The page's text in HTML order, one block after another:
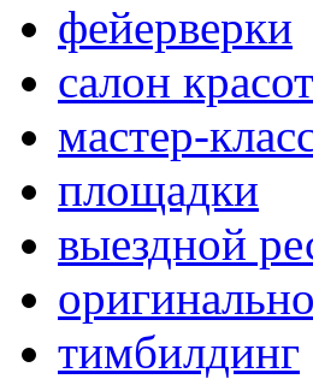
фейерверки
салон
мастер-
площадки
выездной
тимбилдинг